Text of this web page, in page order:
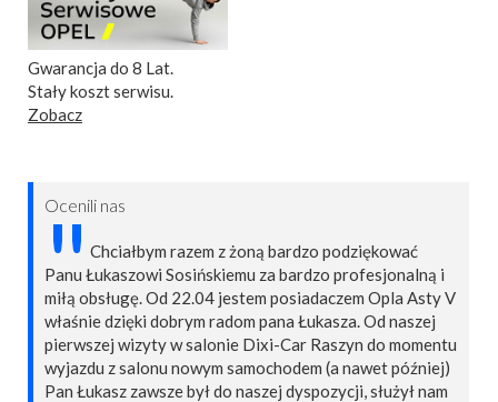
Gwarancja do 8 Lat.
Stały koszt serwisu.
Zobacz
Ocenili nas
"Chciałbym razem z żoną bardzo podziękować
Panu Łukaszowi Sosińskiemu za bardzo profesjonalną i
miłą obsługę. Od 22.04 jestem posiadaczem Opla Asty V
właśnie dzięki dobrym radom pana Łukasza. Od naszej
pierwszej wizyty w salonie Dixi-Car Raszyn do momentu
wyjazdu z salonu nowym samochodem (a nawet później)
Pan Łukasz zawsze był do naszej dyspozycji, służył nam